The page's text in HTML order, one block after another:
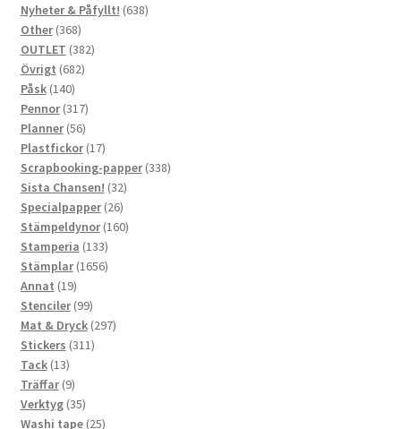
produkter
Nyheter & Påfyllt! 638638
Other 368368
produkter
OUTLET 382382
Övrigt 682682
Påsk 140140
produkter
Pennor 317317
produkter
Planner 5656
produkter
Plastfickor 1717
produkter
Scrapbooking-papper 338338
Sista Chansen! 3232
produkter
Specialpapper 2626
produkter
Stämpeldynor 160160
Stamperia 133133
produkter
Stämplar 16561656
Annat 1919
produkter
Stenciler 9999
produkter
Mat & Dryck 297297
Stickers 311311
Tack 1313
produkter
Träffar 99
produkter
Verktyg 3535
produkter
Washi tape 2525